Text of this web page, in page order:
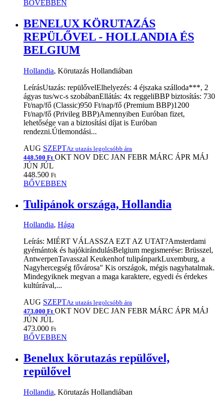
BŐVEBBEN
BENELUX KÖRUTAZÁS
REPÜLŐVEL - HOLLANDIA ÉS
BELGIUM
Hollandia, Körutazás Hollandiában
LeírásUtazás: repülővelElhelyezés: 4 éjszaka szálloda***, 2
ágyas tus/wc-s szobábanEllátás: 4x reggeliBBP biztosítás: 730
Ft/nap/fő (Classic)950 Ft/nap/fő (Premium BBP)1200
Ft/nap/fő (Privileg BBP)Amennyiben Euróban fizet,
lehetősége van a biztosítási díjat is Euróban
rendezni.Útlemondási...
AUG SZEPTAz utazás legolcsóbb ára
448.500 Ft OKT NOV DEC JAN FEBR MÁRC ÁPR MÁJ
JÚN JÚL
448.500 Ft
BŐVEBBEN
Tulipánok országa, Hollandia
Hollandia, Hága
Leírás: MIÉRT VÁLASSZA EZT AZ UTAT?Amsterdami
gyémántok és hajókirándulásBelgium megismerése: Brüsszel,
AntwerpenTavasszal Keukenhof tulipánparkLuxemburg, a
Nagyhercegség fővárosa" Kis országok, mégis nagyhatalmak.
Mindegyiknek megvan a maga karaktere, egyedi és érdekes
kultúrával,...
AUG SZEPTAz utazás legolcsóbb ára
473.000 Ft OKT NOV DEC JAN FEBR MÁRC ÁPR MÁJ
JÚN JÚL
473.000 Ft
BŐVEBBEN
Benelux körutazás repülővel,
repülővel
Hollandia, Körutazás Hollandiában